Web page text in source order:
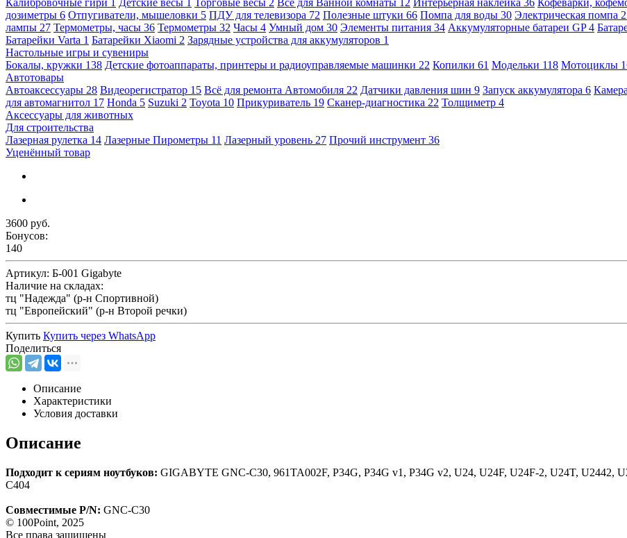
дозиметры 6 Отпугиватели, мышеловки 5 ПДУ для телевизора 72 Полезные штуки 66 Помпа для воды 30 Электрическая помпа
лампы 27 Термометры, часы 36 Термометры 32 Часы 4 Умный дом 30 Элементы питания 34 Аккумуляторные батареи GP4
Батарейки Varta 1 Батарейки Xiaomi 2 Зарядные устройства для аккумуляторов 1
Настольные игры и сувениры
Бокалы, кружки 138 Детские фотоаппараты, принтеры и радиоуправляемые машинки 22 Копилки 61 Модельки 118 Мотоциклы
Автотовары
Автоаксессуары 28 Видеорегистратор 15 Всё для ремонта Автомобиля 22 Датчики давления шин 9 Запуск аккумулятора 6
для автомагнитол 17 Honda 5 Suzuki 2 Toyota 10 Прикуриватель 19 Сканер-диагностика 22 Толщиметр 4
Аксессуары для животных
Для строительства
Лазерная рулетка 14 Лазерные Пирометры 11 Лазерный уровень 27 Прочий инструмент 36
Уценённый товар
3600 руб.
Бонусов:
140
Артикул: Б-001 Gigabyte
Наличие на складах:
тц "Надежда" (р-н Спортивной)
тц "Европейский" (р-н Второй речки)
Купить Купить через WhatsApp
Поделиться
Описание
Характеристики
Условия доставки
Описание
Подходит к сериям ноутбуков: GIGABYTE GNC-C30, 961TA002F, P34G, P34G v1, P34G v2, U24, U24F, U24F-2, U24T, U2442,
C404
Совместимые P/N: GNC-C30
© 100Point, 2025
Все права защищены